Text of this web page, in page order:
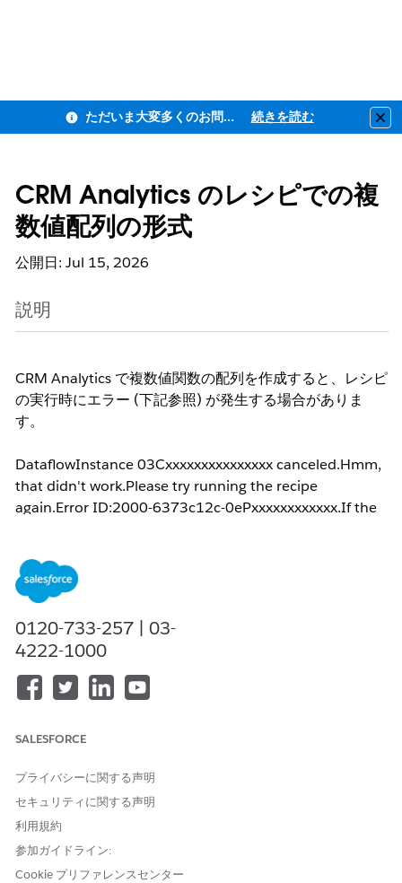
ただいま大変多くのお問い合わせをいただいており、ご連絡までにお時間を頂戴しております 続きを読む
CRM Analytics のレシピでの複
数値配列の形式
公開日: Jul 15, 2026
説明
CRM Analytics で複数値関数の配列を作成すると、レシピ
の実行時にエラー (下記参照) が発生する場合がありま
す。
DataflowInstance 03Cxxxxxxxxxxxxxxx canceled.Hmm,
that didn't work.Please try running the recipe
again.Error ID:2000-6373c12c-0ePxxxxxxxxxxxx.If the
このエラーは、配列関数が Analytics で想定されている形
解決策
配列関数には次の形式を使用できます。
array(coalesce("field1", ''), coalesce("field2", ''))
注意:列/項目の表示ラベルではなく、API 参照名を使用し
てください。
0120-733-257 | 03-
4222-1000
SALESFORCE
プライバシーに関する声明
セキュリティに関する声明
利用規約
参加ガイドライン:
Cookie プリファレンスセンター